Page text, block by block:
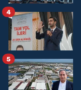
4
5